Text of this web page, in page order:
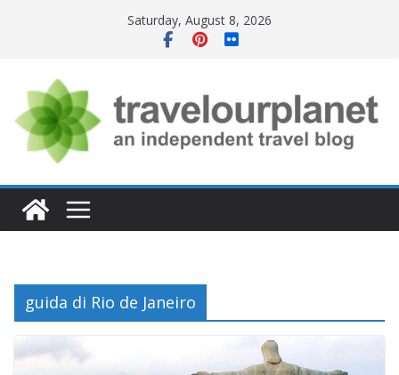
Saturday, August 8, 2026
guida di Rio de Janeiro